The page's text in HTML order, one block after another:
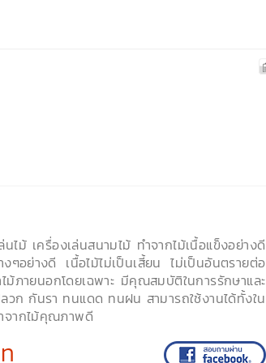
ไม้ เครื่องเล่นสนามไม้ ทำจากไม้เนื้อแข็งอย่างดี
งๆอย่างดี เนื้อไม้ไม่เป็นเสี้ยน ไม่เป็นอันตรายต่อ
ม้ภายนอกโดยเฉพาะ มีคุณสมบัติในการรักษาและ
วก กันรา ทนแดด ทนฝน สามารถใช้งานได้ทั้งใน
จากไม้คุณภาพดี